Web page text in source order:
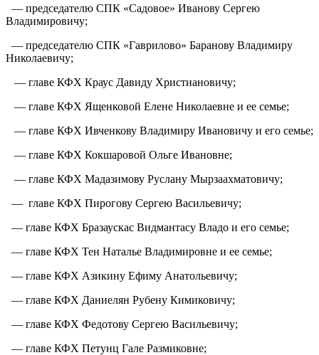
— председателю СПК «Садовое» Иванову Сергею
Владимировичу;
— председателю СПК «Гаврилово» Баранову Владимиру
Николаевичу;
— главе КФХ Краус Давиду Христиановичу;
— главе КФХ Ященковой Елене Николаевне и ее семье;
— главе КФХ Ивченкову Владимиру Ивановичу и его семье;
— главе КФХ Кокшаровой Ольге Ивановне;
— главе КФХ Мадазимову Руслану Мырзаахматовичу;
— главе КФХ Пирогову Сергею Васильевичу;
— главе КФХ Бразаускас Видмантасу Владо и его семье;
— главе КФХ Тен Наталье Владимировне и ее семье;
— главе КФХ Азикину Ефиму Анатольевичу;
— главе КФХ Даниелян Рубену Кимиковичу;
— главе КФХ Федотову Сергею Васильевичу;
— главе КФХ Петунц Гале Размиковне;